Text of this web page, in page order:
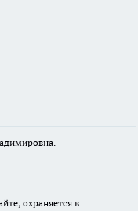
охраняется в